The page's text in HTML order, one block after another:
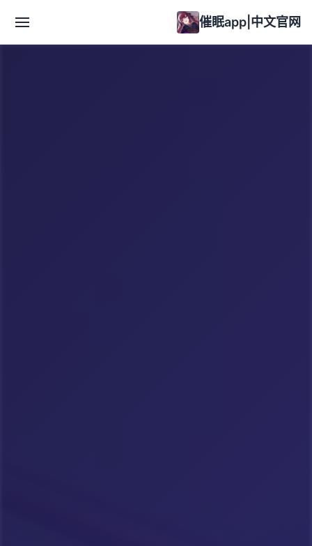
催眠app|中文官网